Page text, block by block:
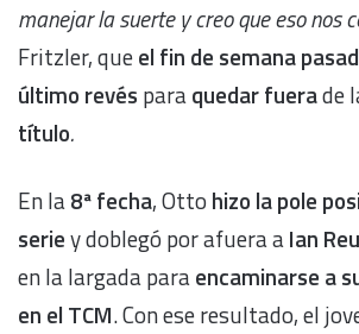
manejar la suerte y creo que eso nos
Fritzler, queel fin de semana
último revés paraquedar fuerade
título.
En la8ª fecha, Otto hizo la pole
seriey doblegó por afuera aIan
en la largada paraencaminarse a
en el TCM. Con ese resultado, el